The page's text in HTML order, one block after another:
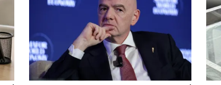
Aston Martin Valiant: على هوى الأبطال